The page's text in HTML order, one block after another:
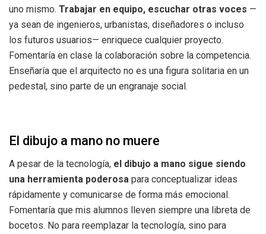
uno mismo. Trabajar en equipo, escuchar otras voces —
ya sean de ingenieros, urbanistas, diseñadores o incluso
los futuros usuarios— enriquece cualquier proyecto.
Fomentaría en clase la colaboración sobre la competencia.
Enseñaría que el arquitecto no es una figura solitaria en un
pedestal, sino parte de un engranaje social.
El dibujo a mano no muere
A pesar de la tecnología, el dibujo a mano sigue siendo
una herramienta poderosa para conceptualizar ideas
rápidamente y comunicarse de forma más emocional.
Fomentaría que mis alumnos lleven siempre una libreta de
bocetos. No para reemplazar la tecnología, sino para